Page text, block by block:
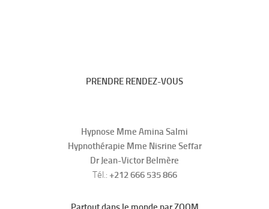
PRENDRE RENDEZ-VOUS
Hypnose Mme Amina Salmi
Hypnothérapie Mme Nisrine Seffar
Dr Jean-Victor Belmère
Tél.: +212 666 535 866